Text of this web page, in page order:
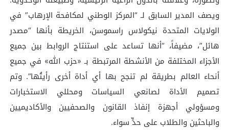
ويصف المدير السابق لـ “المركز الوطني لمكافحة الإرهاب” في
الولايات المتحدة نيكولاس راسموسن، الخريطة بأنها “مصدر
هائل”، مضيفاً، “أنها تساعد على استنتاج الروابط بين جميع
الأجزاء المختلفة من الأنشطة المرتبطة بـ «حزب الله» في جميع
أنحاء العالم بطريقة لم تنجح بها أي أداة أخرى رأيتُها”. وتم
تصميم الأداة لصانعي السياسات ومحللي الاستخبارات
ومسؤولي أجهزة إنفاذ القانون والصحفيين والأكاديميين
والباحثين والطلاب على حدٍّ سواء.